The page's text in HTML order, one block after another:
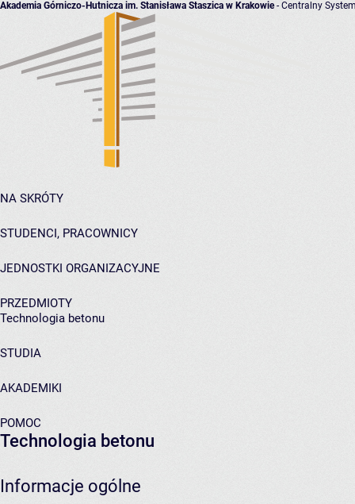
Akademia Górniczo-Hutnicza im. Stanisława Staszica w Krakowie- Centralny
NA SKRÓTY
STUDENCI, PRACOWNICY
JEDNOSTKI ORGANIZACYJNE
PRZEDMIOTY
Technologia betonu
STUDIA
AKADEMIKI
POMOC
Technologia betonu
Informacje ogólne